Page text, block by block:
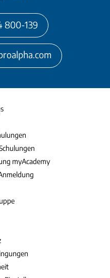
800-139
myAcademy